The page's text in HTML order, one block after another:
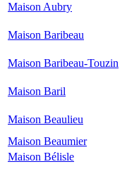
Maison Aubry
Maison Baribeau
Maison Baribeau-Touzin
Maison Baril
Maison Beaulieu
Maison Beaumier
Maison Bélisle